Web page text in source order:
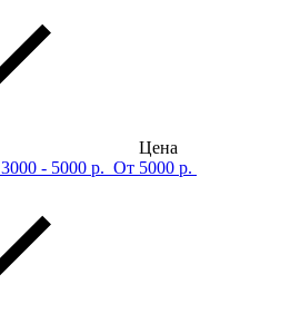
Цена
3000 - 5000 р. От 5000 р.